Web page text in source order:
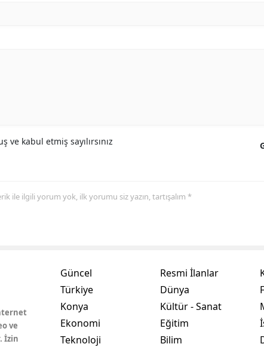
Karaman
Şırnak
Bartın
Ardahan
ve kabul etmiş sayılırsınız
ile ilgili yorum yok, ilk yorumu siz yazın, tartışalım *
ve
İzin
Güncel
Türkiye
Konya
Ekonomi
Teknoloji
Resmi İlanlar
Dünya
Kültür - Sanat
Eğitim
Bilim